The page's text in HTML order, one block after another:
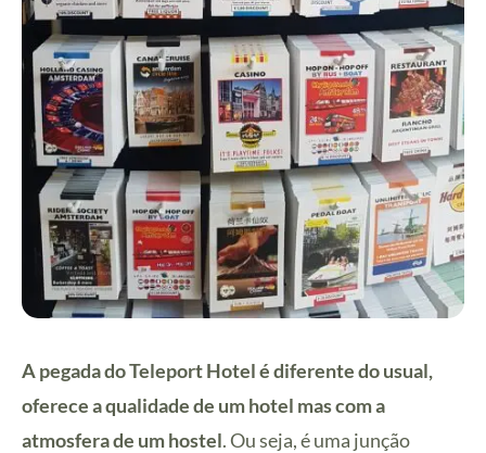
A pegada do Teleport Hotel é diferente do usual,
oferece a qualidade de um hotel mas com a
atmosfera de um hostel. Ou seja, é uma junção